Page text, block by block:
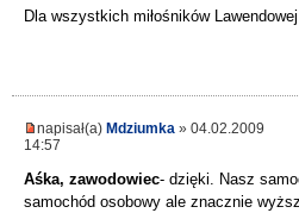
Dla wszystkich miłośników
napisał(a) Mdziumka » 04.02.2009
14:57
Aśka, zawodowiec- dzięki. Nasz
samochód osobowy ale znacznie